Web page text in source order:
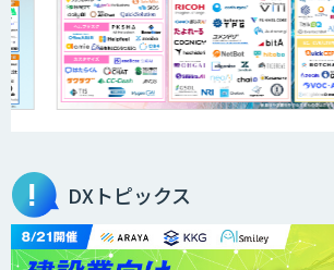
Smart Search
2層ナレッジ×AIで顧
ョンを効率化「
DXトピックス